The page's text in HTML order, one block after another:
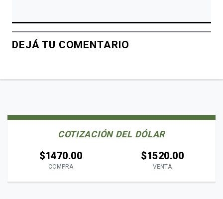
DEJÁ TU COMENTARIO
COTIZACIÓN DEL DÓLAR
$1470.00
COMPRA
$1520.00
VENTA